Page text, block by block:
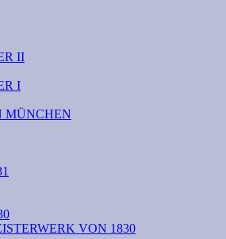
II
I
MÜNCHEN
VON 1830